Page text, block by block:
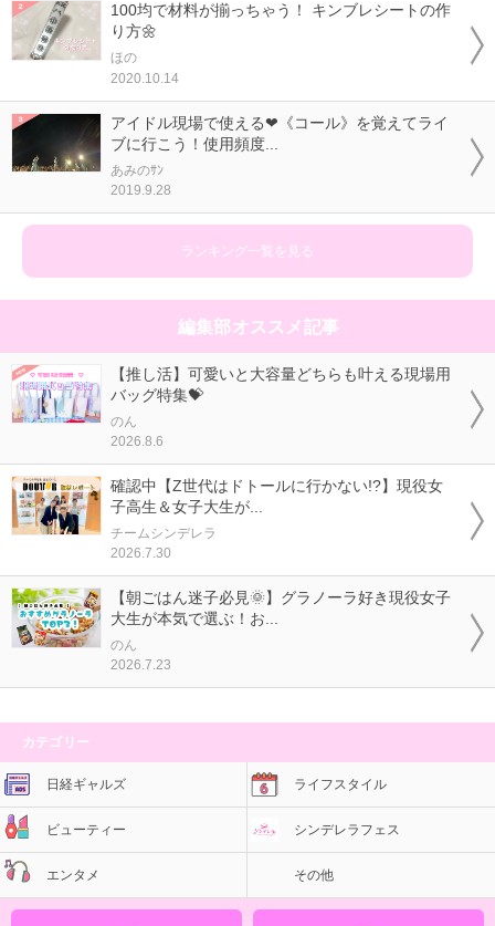
100均で材料が揃っちゃう！ キンブレシートの作
り方🌼
ほの
2020.10.14
アイドル現場で使える❤《コール》を覚えてライ
ブに行こう！使用頻度...
あみのｻﾝ
2019.9.28
ランキング一覧を見る
編集部オススメ記事
【推し活】可愛いと大容量どちらも叶える現場用
バッグ特集💝
のん
2026.8.6
確認中【Z世代はドトールに行かない!?】現役女
子高生＆女子大生が...
チームシンデレラ
2026.7.30
【朝ごはん迷子必見🌞】グラノーラ好き現役女子
大生が本気で選ぶ！お...
のん
2026.7.23
カテゴリー
日経ギャルズ ライフスタイル
ビューティー シンデレラフェス
エンタメ その他